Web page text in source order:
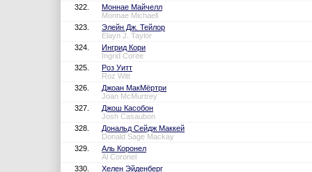
322.
Моннае Майчелл
Monnae Michaell
323.
Элейн Дж. Тейлор
Elayn J. Taylor
324.
Ингрид Кори
Ingrid Coree
325.
Роз Уитт
Roz Witt
326.
Джоан МакМёртри
Joan McMurtrey
327.
Джош Касобон
Josh Casaubon
328.
Дональд Сейдж Маккей
Donald Sage Mackay
329.
Аль Коронел
Al Coronel
330.
Хелен Эйденберг